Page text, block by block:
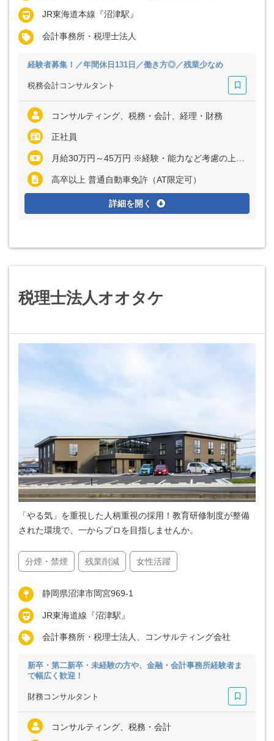
JR東海道本線『沼津駅』
会計事務所・税理士法人
経験者募集！／年間休日131日／働き方◎／残業少なめ
税務会計コンサルタント
コンサルティング、税務・会計、経理・財務
正社員
月給30万円～45万円 ※経験・能力など考慮の上、決定いたします ※上記に固定残業代（月30時間分＝6万2000円～9万2000円）を含む ※超過分は別途全額支給
高卒以上 普通自動車免許（AT限定可）
詳細を開く
税理士法人オオタケ
「やる気」を重視した人柄重視の採用！教育研修制度が整備
された環境で、一からプロを目指しませんか。
分煙・禁煙 残業削減 女性活躍
静岡県沼津市岡宮969-1
JR東海道線『沼津駅』
会計事務所・税理士法人、コンサルティング会社
新卒・第二新卒・未経験の方や、金融・会計事務所経験者ま
で幅広く歓迎！
財務コンサルタント
コンサルティング、税務・会計